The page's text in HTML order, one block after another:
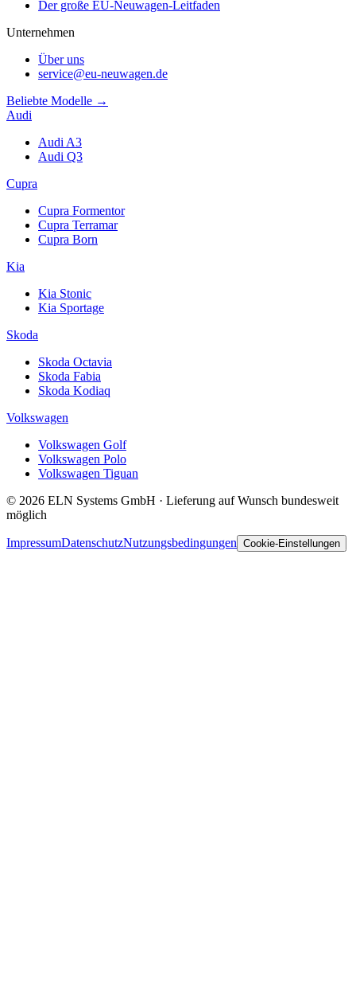
Der große EU-Neuwagen-Leitfaden
Unternehmen
Über uns
service@eu-neuwagen.de
Beliebte Modelle →
Audi
Audi A3
Audi Q3
Cupra
Cupra Formentor
Cupra Terramar
Cupra Born
Kia
Kia Stonic
Kia Sportage
Skoda
Skoda Octavia
Skoda Fabia
Skoda Kodiaq
Volkswagen
Volkswagen Golf
Volkswagen Polo
Volkswagen Tiguan
© 2026 ELN Systems GmbH · Lieferung auf Wunsch bundesweit
möglich
ImpressumDatenschutzNutzungsbedingungen Cookie-Einstellungen